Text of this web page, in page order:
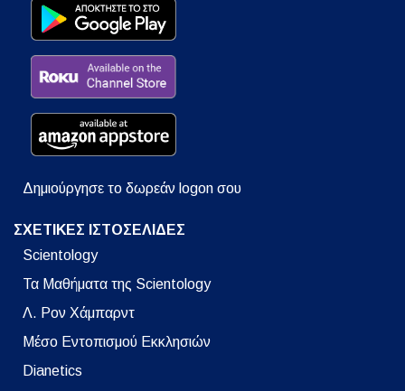
Δημιούργησε το δωρεάν logon σου
ΣΧΕΤΙΚΕΣ ΙΣΤΟΣΕΛΙΔΕΣ
Scientology
Τα Μαθήματα της Scientology
Λ. Ρον Χάμπαρντ
Μέσο Εντοπισμού Εκκλησιών
Dianetics